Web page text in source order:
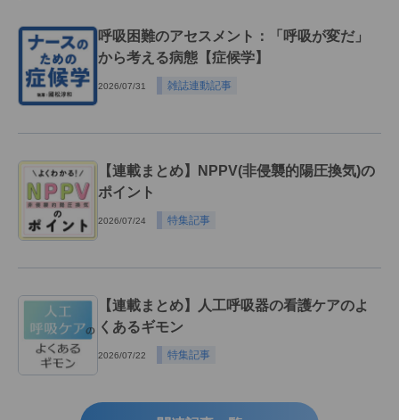
呼吸困難のアセスメント：「呼吸が変だ」
から考える病態【症候学】
2026/07/31 雑誌連動記事
【連載まとめ】NPPV(非侵襲的陽圧換気)の
ポイント
2026/07/24 特集記事
【連載まとめ】人工呼吸器の看護ケアのよ
くあるギモン
2026/07/22 特集記事